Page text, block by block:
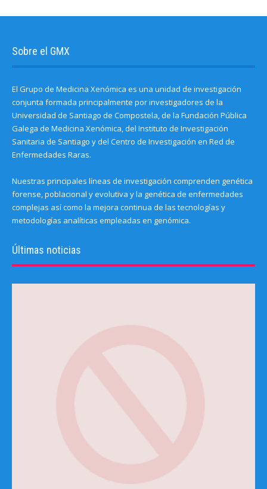
Sobre el GMX
El Grupo de Medicina Xenómica es una unidad de investigación
conjunta formada principalmente por investigadores de la
Universidad de Santiago de Compostela, de la Fundación Pública
Galega de Medicina Xenómica, del Instituto de Investigación
Sanitaria de Santiago y del Centro de Investigación en Red de
Enfermedades Raras.
Nuestras principales líneas de investigación comprenden genética
forense, poblacional y evolutiva y la genética de enfermedades
complejas así como la mejora continua de las tecnologías y
metodologías analíticas empleadas en genómica.
Últimas noticias